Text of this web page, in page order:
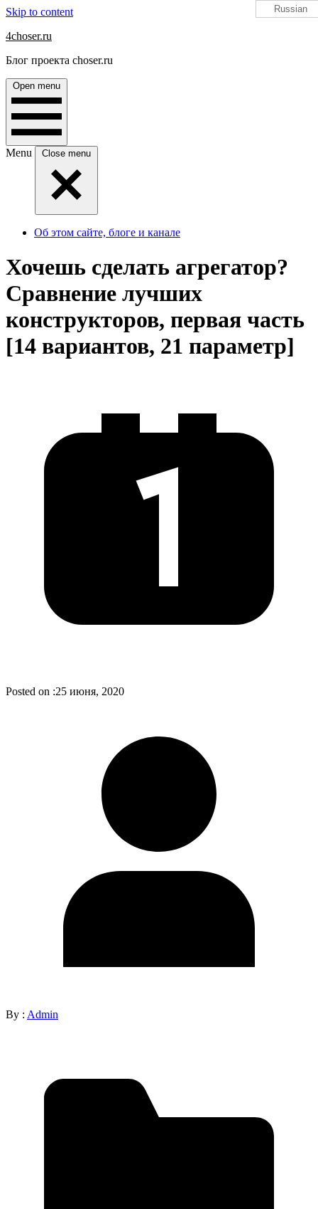
Skip to content
4choser.ru
Блог проекта choser.ru
Open menu
Menu Close menu
Об этом сайте, блоге и канале
Хочешь сделать агрегатор?
Сравнение лучших
конструкторов, первая часть
[14 вариантов, 21 параметр]
Posted on :25 июня, 2020
By : Admin
Russian